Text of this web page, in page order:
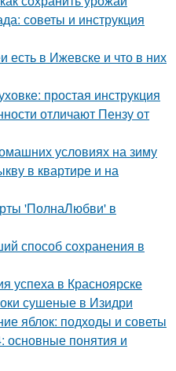
советы и инструкция
есть в Ижевске и что в них
простая инструкция
отличают Пензу от
условиях на зиму
в квартире и на
'ПолнаЛюбви' в
способ сохранения в
успеха в Красноярске
сушеные в Изидри
яблок: подходы и советы
понятия и